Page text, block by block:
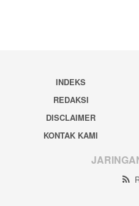
INDEKS
REDAKSI
DISCLAIMER
KONTAK KAMI